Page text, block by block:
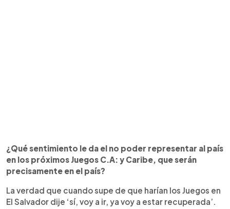
¿Qué sentimiento le da el no poder representar al país
en los próximos Juegos C.A: y Caribe, que serán
precisamente en el país?
La verdad que cuando supe de que harían los Juegos en
El Salvador dije ‘sí, voy a ir, ya voy a estar recuperada’.